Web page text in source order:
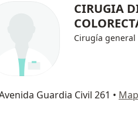
CIRUGIA
Cirugía general
Guardia Civil 261 •